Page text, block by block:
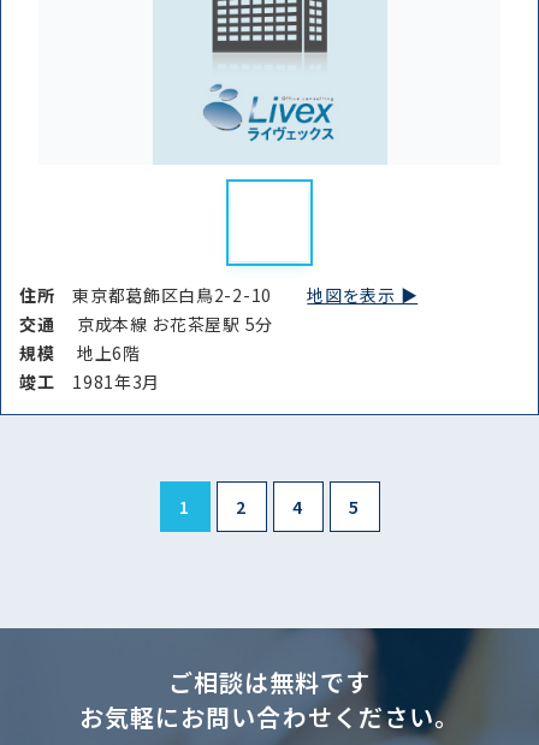
住所東京都葛飾区白鳥2-2-10地図を表示 ▶︎
交通
京成本線 お花茶屋駅 5分
規模
地上6階
竣⼯ 1981年3月
1 2 4 5
ご相談は無料です
お気軽にお問い合わせください。